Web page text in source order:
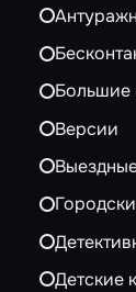
Большие
Версии
Детские